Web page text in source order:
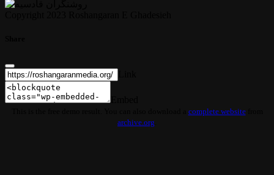
complete websitefrom
archive.org